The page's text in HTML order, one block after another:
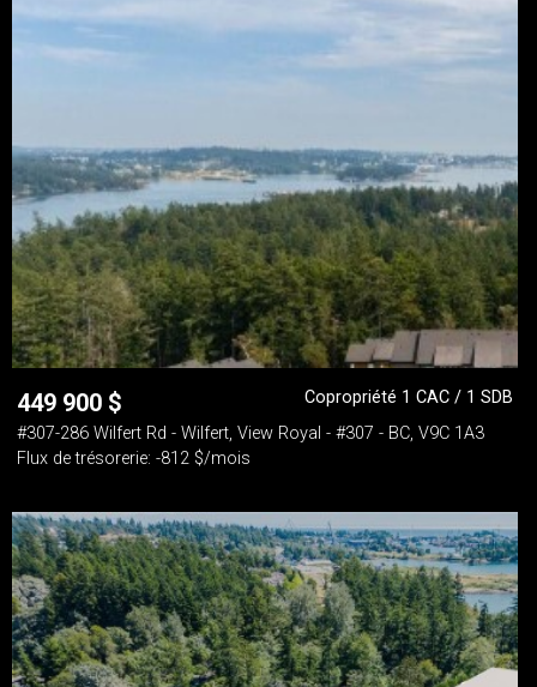
449 900 $
Copropriété 1 CAC / 1 SDB
#307-286 Wilfert Rd - Wilfert, View Royal - #307 - BC, V9C 1A3
Flux de trésorerie: -812 $/mois